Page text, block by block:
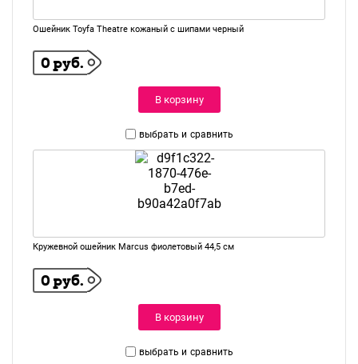
Ошейник Toyfa Theatre кожаный с шипами черный
0 руб.
В корзину
выбрать и сравнить
Кружевной ошейник Marcus фиолетовый 44,5 см
0 руб.
В корзину
выбрать и сравнить